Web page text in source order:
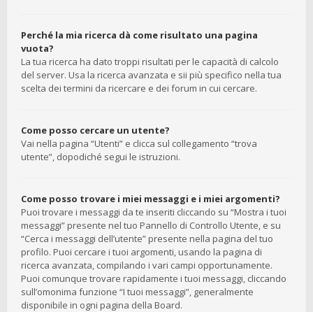
Perché la mia ricerca dà come risultato una pagina
vuota?
La tua ricerca ha dato troppi risultati per le capacità di calcolo
del server. Usa la ricerca avanzata e sii più specifico nella tua
scelta dei termini da ricercare e dei forum in cui cercare.
Come posso cercare un utente?
Vai nella pagina “Utenti” e clicca sul collegamento “trova
utente”, dopodiché segui le istruzioni.
Come posso trovare i miei messaggi e i miei argomenti?
Puoi trovare i messaggi da te inseriti cliccando su “Mostra i tuoi
messaggi” presente nel tuo Pannello di Controllo Utente, e su
“Cerca i messaggi dell’utente” presente nella pagina del tuo
profilo. Puoi cercare i tuoi argomenti, usando la pagina di
ricerca avanzata, compilando i vari campi opportunamente.
Puoi comunque trovare rapidamente i tuoi messaggi, cliccando
sull’omonima funzione “I tuoi messaggi”, generalmente
disponibile in ogni pagina della Board.